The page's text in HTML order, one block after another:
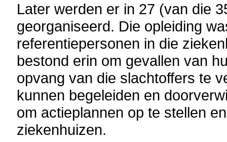
Later werden er in 27 (van die
georganiseerd. Die opleiding
referentiepersonen in die
bestond erin om gevallen van
opvang van die slachtoffers te
kunnen begeleiden en
om actieplannen op te stellen
ziekenhuizen.